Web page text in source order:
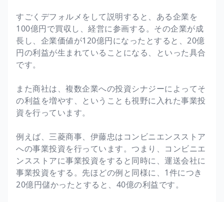
すごくデフォルメをして説明すると、ある企業を
100億円で買収し、経営に参画する。その企業が成
長し、企業価値が120億円になったとすると、20億
円の利益が生まれていることになる、といった具合
です。
また商社は、複数企業への投資シナジーによってそ
の利益を増やす、ということも視野に入れた事業投
資を行っています。
例えば、三菱商事、伊藤忠はコンビニエンスストア
への事業投資を行っています。つまり、コンビニエ
ンスストアに事業投資をすると同時に、運送会社に
事業投資をする。先ほどの例と同様に、1件につき
20億円儲かったとすると、40億の利益です。